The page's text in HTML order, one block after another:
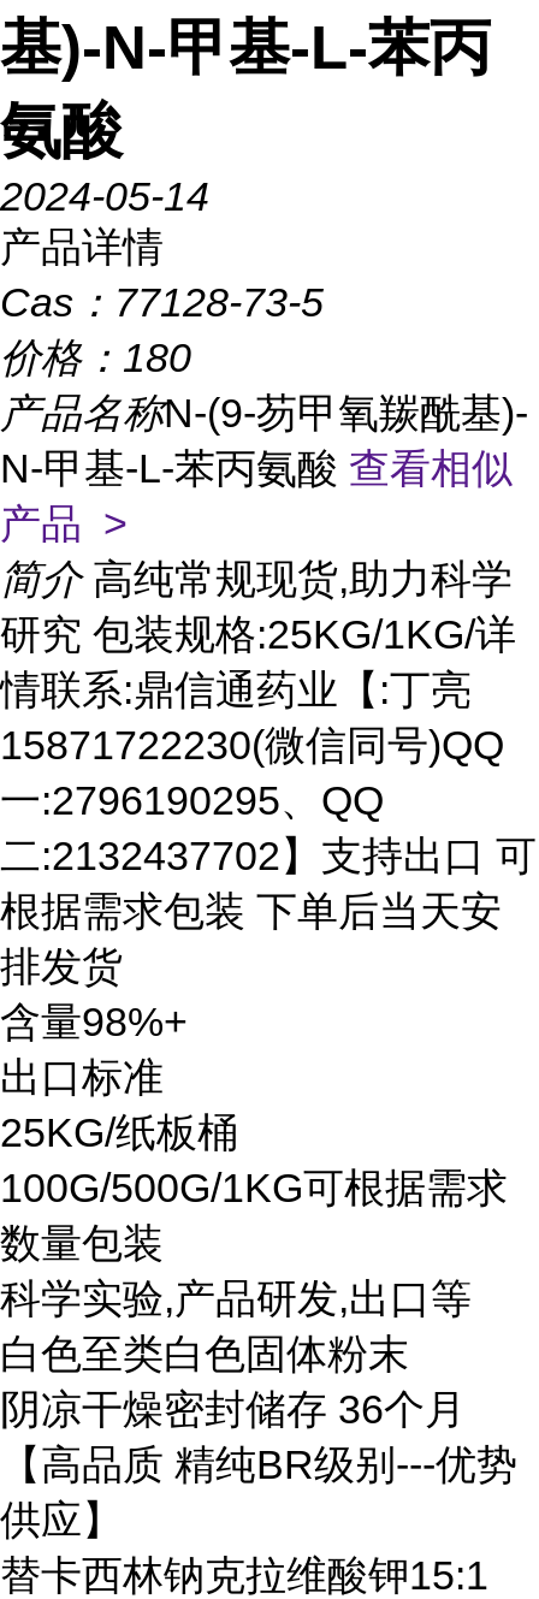
基)-N-甲基-L-苯丙
氨酸
2024-05-14
产品详情
Cas： 77128-73-5
价格： 180
产品名称N-(9-芴甲氧羰酰基)-
N-甲基-L-苯丙氨酸 查看相似
产品 >
简介 高纯常规现货,助力科学
研究 包装规格:25KG/1KG/详
情联系:鼎信通药业【:丁亮
15871722230(微信同号)QQ
一:2796190295、QQ
二:2132437702】支持出口 可
根据需求包装 下单后当天安
排发货
含量98%+
出口标准
25KG/纸板桶
100G/500G/1KG可根据需求
数量包装
科学实验,产品研发,出口等
白色至类白色固体粉末
阴凉干燥密封储存 36个月
【高品质 精纯BR级别---优势
供应】
替卡西林钠克拉维酸钾15:1